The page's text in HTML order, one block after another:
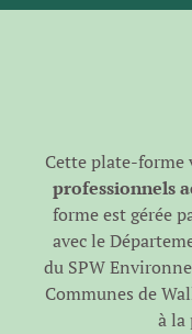
Cette plate-forme
professionnels
forme est gérée
avec le
du SPW
Communes de
à la